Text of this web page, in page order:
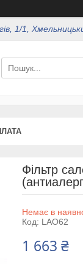
1/1,
Фільтр
Немає в
Код: LAO62
1 663 ₴